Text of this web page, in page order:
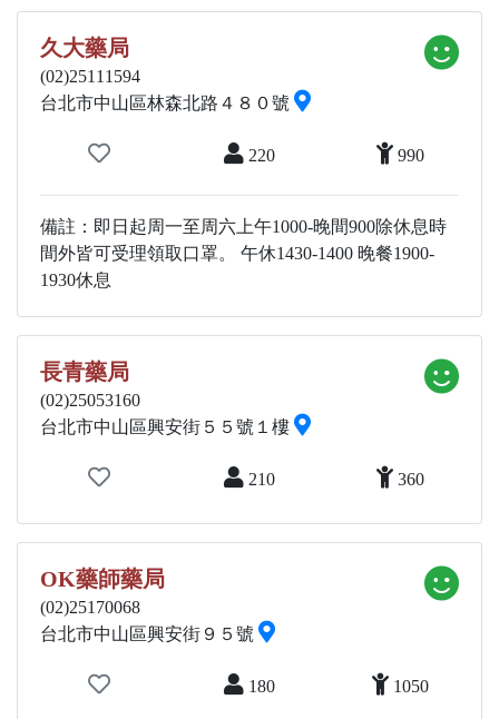
久大藥局
(02)25111594
台北市中山區林森北路４８０號
220 990
備註：即日起周一至周六上午1000-晚間900除休息時
間外皆可受理領取口罩。 午休1430-1400 晚餐1900-
1930休息
長青藥局
(02)25053160
台北市中山區興安街５５號１樓
210 360
OK藥師藥局
(02)25170068
台北市中山區興安街９５號
180 1050